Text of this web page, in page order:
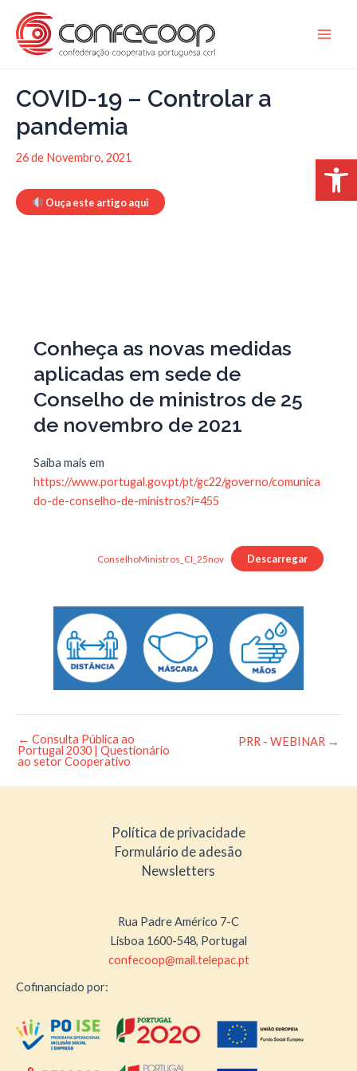
content
COVID-19 – Controlar a
pandemia
26 de Novembro, 2021
Ouça este artigo aqui
Conheça as novas medidas
aplicadas em sede de
Conselho de ministros de 25
de novembro de 2021
Saiba mais em
https://www.portugal.gov.pt/pt/gc22/governo/comunica
do-de-conselho-de-ministros?i=455
ConselhoMinistros_CI_25nov Descarregar
Post
navigation
← Consulta Pública ao
Portugal 2030 | Questionário
ao setor Cooperativo
PRR - WEBINAR →
Política de privacidade
Formulário de adesão
Newsletters
Rua Padre Américo 7-C
Lisboa 1600-548, Portugal
confecoop@mail.telepac.pt
Cofinanciado por: